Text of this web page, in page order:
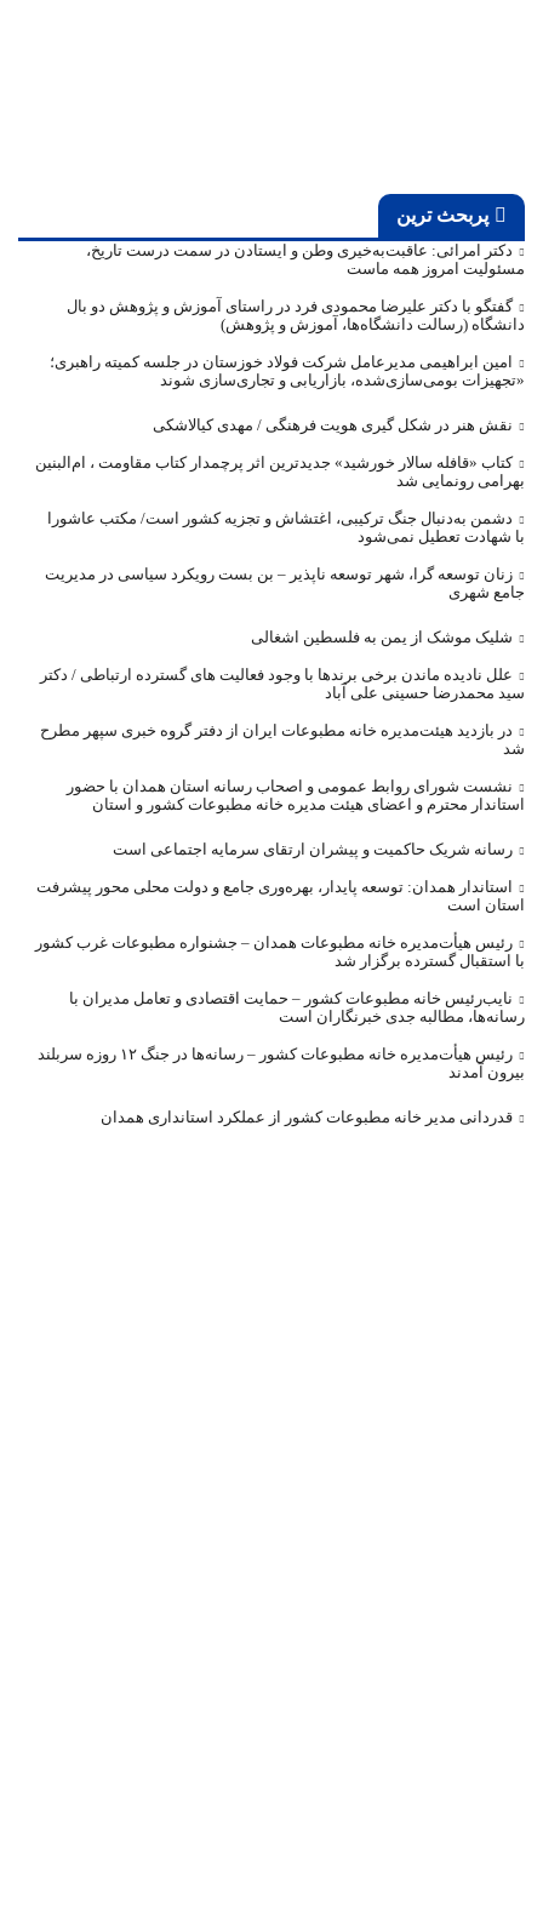
پربحث ترین
دکتر امرائی: عاقبت‌به‌خیری وطن و ایستادن در سمت درست تاریخ،
مسئولیت امروز همه ماست
گفتگو با دکتر علیرضا محمودی فرد در راستای آموزش و پژوهش دو بال
دانشگاه (رسالت دانشگاه‌ها، آموزش و پژوهش)
امین ابراهیمی مدیرعامل شرکت فولاد خوزستان در جلسه کمیته راهبری؛
«تجهیزات بومی‌سازی‌شده، بازاریابی و تجاری‌سازی شوند
نقش هنر در شکل گیری هویت فرهنگی / مهدی کیالاشکی
کتاب «قافله‌ سالار خورشید» جدیدترین اثر پرچمدار کتاب مقاومت ، ام‌البنین
بهرامی رونمایی شد
دشمن به‌دنبال جنگ ترکیبی، اغتشاش و تجزیه کشور است/ مکتب عاشورا
با شهادت تعطیل نمی‌شود
زنان توسعه گرا، شهر توسعه ناپذیر – بن بست رویکرد سیاسی در مدیریت
جامع شهری
شلیک موشک از یمن به فلسطین اشغالی
علل نادیده ماندن برخی برندها با وجود فعالیت های گسترده ارتباطی / دکتر
سید محمدرضا حسینی علی آباد
در بازدید هیئت‌مدیره خانه مطبوعات ایران از دفتر گروه خبری سپهر مطرح
شد
نشست شورای روابط عمومی و اصحاب رسانه استان همدان با حضور
استاندار محترم و اعضای هیئت مدیره خانه مطبوعات کشور و استان
رسانه شریک حاکمیت و پیشران ارتقای سرمایه اجتماعی است
استاندار همدان: توسعه پایدار، بهره‌وری جامع و دولت محلی محور پیشرفت
استان است
رئیس هیأت‌مدیره خانه مطبوعات همدان – جشنواره مطبوعات غرب کشور
با استقبال گسترده برگزار شد
نایب‌رئیس خانه مطبوعات کشور – حمایت اقتصادی و تعامل مدیران با
رسانه‌ها، مطالبه جدی خبرنگاران است
رئیس هیأت‌مدیره خانه مطبوعات کشور – رسانه‌ها در جنگ ۱۲ روزه سربلند
بیرون آمدند
قدردانی مدیر خانه مطبوعات کشور از عملکرد استانداری همدان